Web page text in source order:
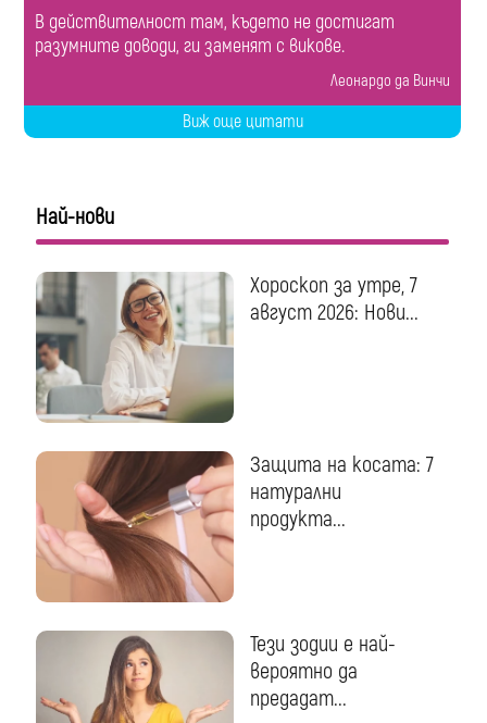
В действителност там, където не достигат
разумните доводи, ги заменят с викове.
Леонардо да Винчи
Виж още цитати
Най-нови
Хороскоп за утре, 7
август 2026: Нови...
Защита на косата: 7
натурални
продукта...
Тези зодии е най-
вероятно да
предадат...